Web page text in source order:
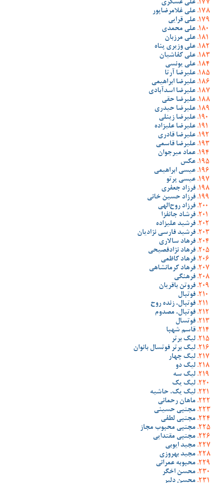
علی عسگری
علی غلامرضاپور
علی قرایی
علی محمدی
علی مرزبان
علی وزیری پناه
علی کفاشیان
علی یونسی
علیرضا آرتا
علیرضا ابراهیمی
علیرضا اسدآبادی
علیرضا حقی
علیرضا حیدری
علیرضا زینلی
علیرضا علیزاده
علیرضا قادری
علیرضا قاسمی
عماد میرجوان
عکس
عیسی ابراهیمی
عیسی پرتو
فرزاد جعفری
فرزاد حسین خانی
فرزاد روح‌الهی
فرشاد جانفزا
فرشید علیزاده
فرشید فارسی نژادیان
فرهاد سالاری
فرهاد نژادفصیحی
فرهاد کاظمی
فرهاد کرمانشاهی
فرهنگی
فروتن باقریان
فوتبال
فوتبال، زنده روح
فوتبال، مصدوم
فوتسال
قاسم شهبا
لیگ برتر
لیگ برتر فوتسال بانوان
لیگ چهار
لیگ دو
لیگ سه
لیگ یک
لیگ یک، حاشیه
ماهان رحمانی
مجتبی حسینی
مجتبی لطفی
مجتبی محبوب مجاز
مجتبی مقتدایی
مجید ایوبی
مجید بهروزی
محبوبه عمرانی
محسن اخگر
محسن دلیر